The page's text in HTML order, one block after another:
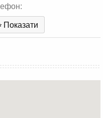
Показати